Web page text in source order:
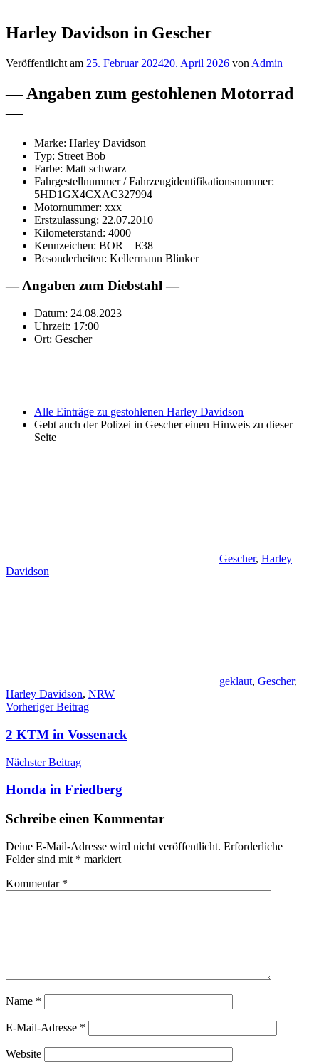
Harley Davidson in Gescher
Veröffentlicht am 25. Februar 202420. April 2026 von Admin
— Angaben zum gestohlenen Motorrad
—
Marke: Harley Davidson
Typ: Street Bob
Farbe: Matt schwarz
Fahrgestellnummer / Fahrzeugidentifikationsnummer:
5HD1GX4CXAC327994
Motornummer: xxx
Erstzulassung: 22.07.2010
Kilometerstand: 4000
Kennzeichen: BOR – E38
Besonderheiten: Kellermann Blinker
— Angaben zum Diebstahl —
Datum: 24.08.2023
Uhrzeit: 17:00
Ort: Gescher
Alle Einträge zu gestohlenen Harley Davidson
Gebt auch der Polizei in Gescher einen Hinweis zu dieser
Seite
Gescher, Harley
Davidson
geklaut, Gescher,
Harley Davidson, NRW
Beitragsnavigation
Vorheriger Beitrag
2 KTM in Vossenack
Nächster Beitrag
Honda in Friedberg
Schreibe einen Kommentar
Deine E-Mail-Adresse wird nicht veröffentlicht. Erforderliche
Felder sind mit * markiert
Kommentar *
Name *
E-Mail-Adresse *
Website